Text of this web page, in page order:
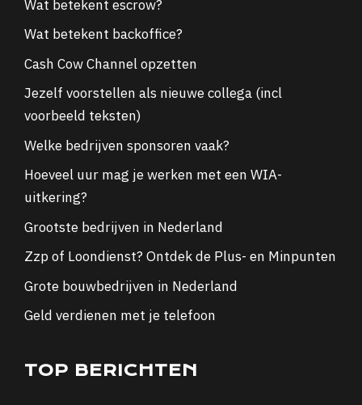
Wat betekent escrow?
Wat betekent backoffice?
Cash Cow Channel opzetten
Jezelf voorstellen als nieuwe collega (incl
voorbeeld teksten)
Welke bedrijven sponsoren vaak?
Hoeveel uur mag je werken met een WIA-
uitkering?
Grootste bedrijven in Nederland
Zzp of Loondienst? Ontdek de Plus- en Minpunten
Grote bouwbedrijven in Nederland
Geld verdienen met je telefoon
TOP BERICHTEN